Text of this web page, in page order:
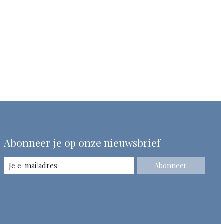
Abonneer je op onze nieuwsbrief
Abonneer